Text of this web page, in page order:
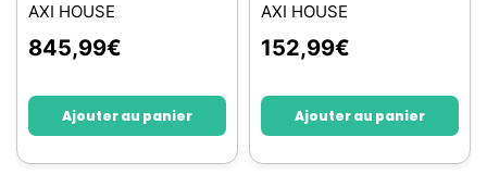
AXI HOUSE
845,99€
Ajouter au panier
AXI HOUSE
152,99€
Ajouter au panier